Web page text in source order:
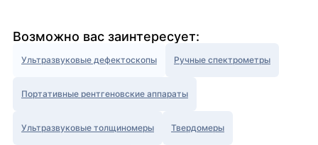
Возможно вас заинтересует:
Ультразвуковые дефектоскопы Ручные спектрометры
Портативные рентгеновские аппараты
Ультразвуковые толщиномеры Твердомеры